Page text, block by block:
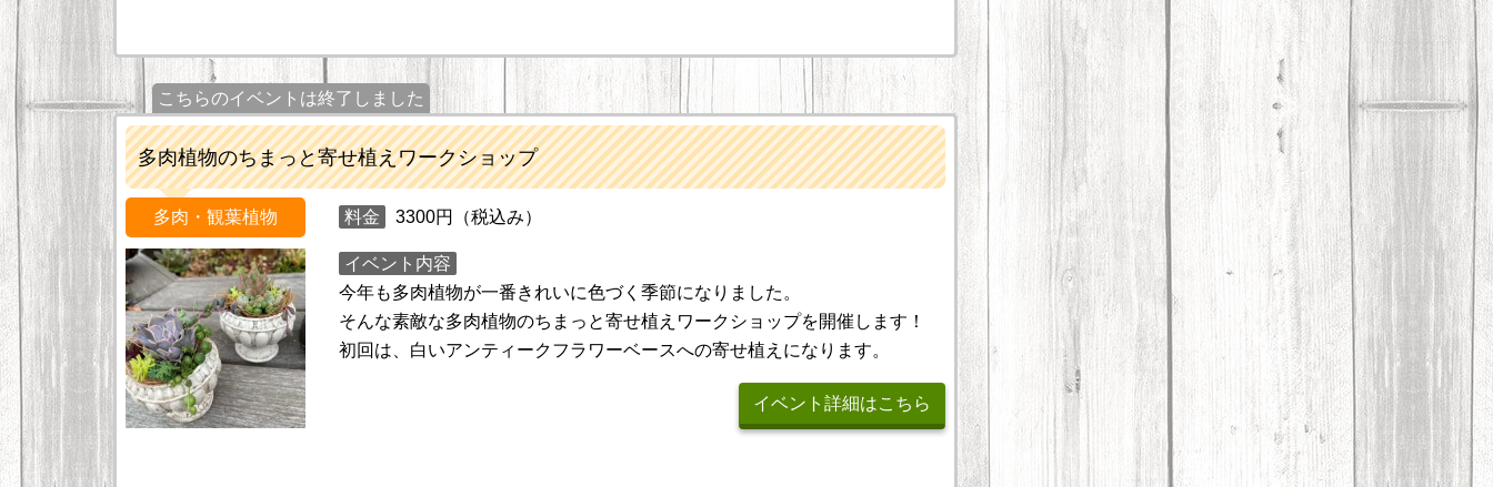
こちらのイベントは終了しました
多肉植物のちまっと寄せ植えワークショップ
多肉・観葉植物 料金 3300円（税込み）
イベント内容
今年も多肉植物が一番きれいに色づく季節になりました。
そんな素敵な多肉植物のちまっと寄せ植えワークショップを開催します！
初回は、白いアンティークフラワーベースへの寄せ植えになります。
イベント詳細はこちら